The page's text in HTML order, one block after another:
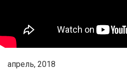
апрель, 2018